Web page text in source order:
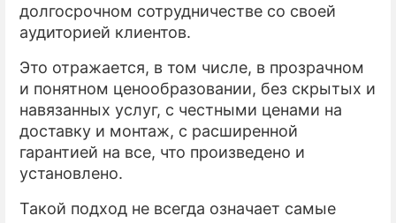
долгосрочном сотрудничестве со своей
аудиторией клиентов.
Это отражается, в том числе, в прозрачном
и понятном ценообразовании, без скрытых и
навязанных услуг, с честными ценами на
доставку и монтаж, с расширенной
гарантией на все, что произведено и
установлено.
Такой подход не всегда означает самые